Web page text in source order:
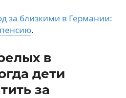
за близкими в Германии:
.
в
дети
за